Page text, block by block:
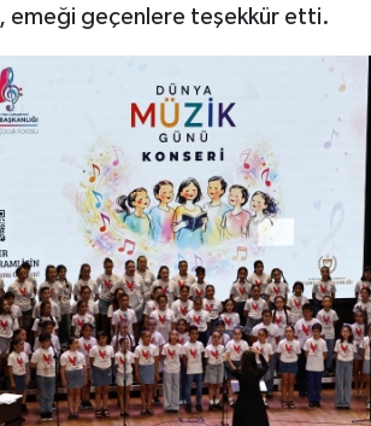
emeği geçenlere teşekkür etti.